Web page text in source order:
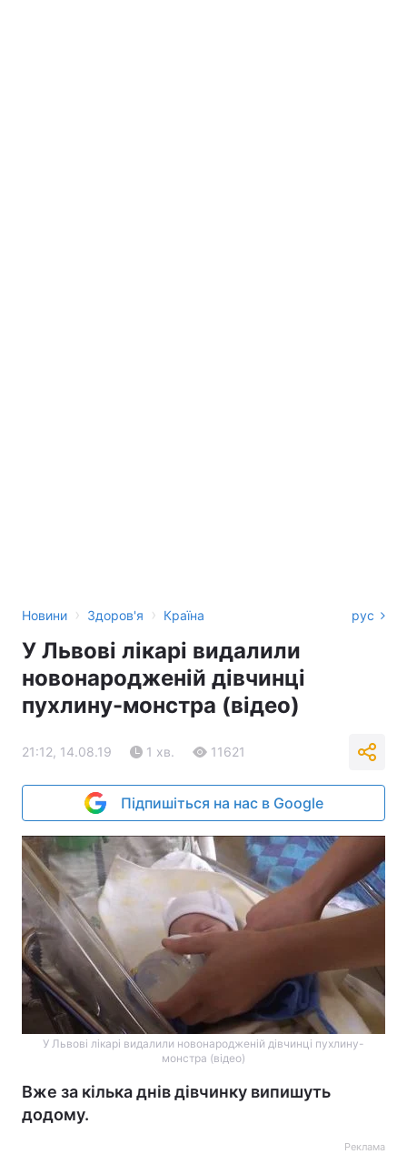
Новини › Здоров'я › Країна рус
У Львові лікарі видалили
новонародженій дівчинці
пухлину-монстра (відео)
21:12, 14.08.19 1 хв. 11621
Підпишіться на нас в Google
У Львові лікарі видалили новонародженій дівчинці пухлину-
монстра (відео)
Вже за кілька днів дівчинку випишуть
додому.
Реклама